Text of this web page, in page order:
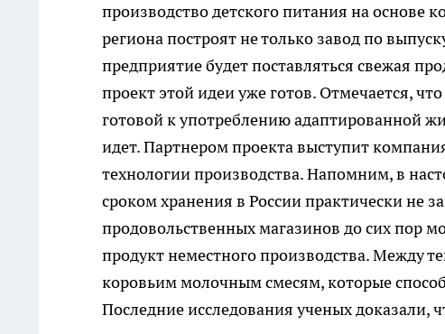
производство детского питания на основе
региона построят не только завод по
предприятие будет поставляться свежая
проект этой идеи уже готов. Отмечается,
готовой к употреблению адаптированной
идет. Партнером проекта выступит
технологии производства. Напомним, в
сроком хранения в России практически не
продовольственных магазинов до сих пор
продукт неместного производства. Между
коровьим молочным смесям, которые
Последние исследования ученых доказали,